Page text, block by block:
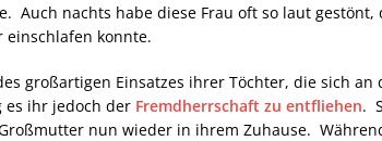
Auch nachts habe diese Frau oft so laut
einschlafen konnte.
großartigen Einsatzes ihrer Töchter, die sich
es ihr jedoch der Fremdherrschaft zu entfliehen.
nun wieder in ihrem Zuhause.